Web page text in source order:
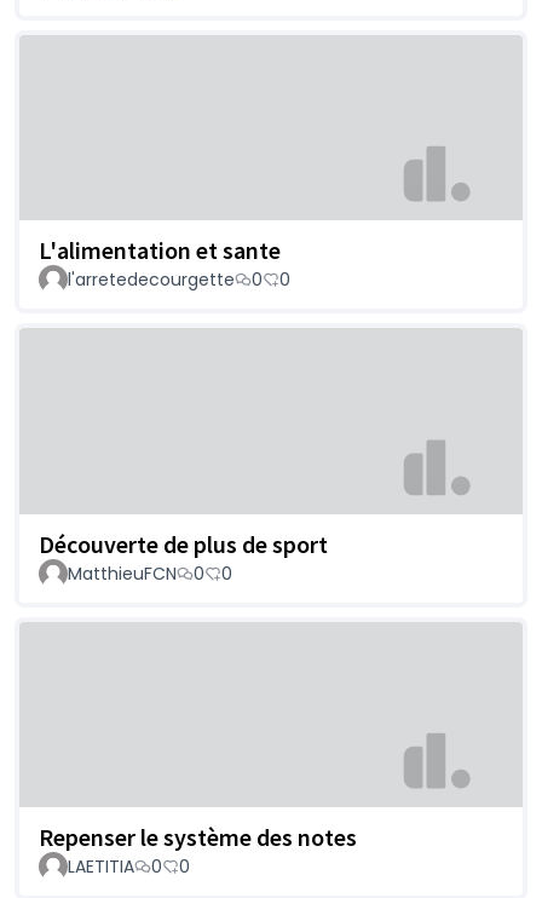
L'alimentation et sante
l'arretedecourgette 0 0
Découverte de plus de sport
MatthieuFCN 0 0
Repenser le système des notes
LAETITIA 0 0